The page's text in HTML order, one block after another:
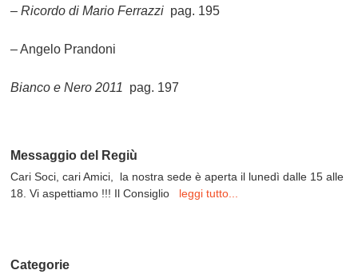
– Ricordo di Mario Ferrazzi pag. 195
– Angelo Prandoni
Bianco e Nero 2011 pag. 197
Messaggio del Regiù
Cari Soci, cari Amici, la nostra sede è aperta il lunedì dalle 15 alle
18. Vi aspettiamo !!! Il Consiglio leggi tutto...
Categorie